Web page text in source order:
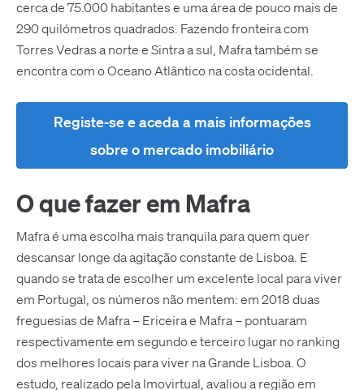
cerca de 75.000 habitantes e uma área de pouco mais de
290 quilómetros quadrados. Fazendo fronteira com
Torres Vedras a norte e Sintra a sul, Mafra também se
encontra com o Oceano Atlântico na costa ocidental.
Registe-se e aceda a mais informações
sobre o mercado imobiliário
O que fazer em Mafra
Mafra é uma escolha mais tranquila para quem quer
descansar longe da agitação constante de Lisboa. E
quando se trata de escolher um excelente local para viver
em Portugal, os números não mentem: em 2018 duas
freguesias de Mafra – Ericeira e Mafra – pontuaram
respectivamente em segundo e terceiro lugar no ranking
dos melhores locais para viver na Grande Lisboa. O
estudo, realizado pela Imovirtual, avaliou a região em